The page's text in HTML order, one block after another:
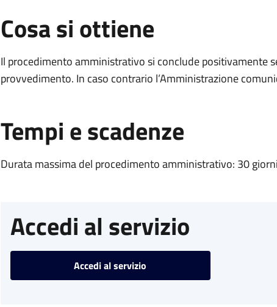
Cosa si ottiene
Il procedimento amministrativo si conclude positivamente
provvedimento. In caso contrario l’Amministrazione
Tempi e scadenze
Durata massima del procedimento amministrativo: 30 giorni
Accedi al servizio
Accedi al servizio